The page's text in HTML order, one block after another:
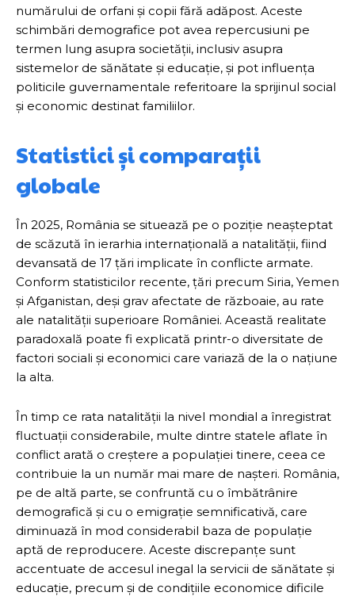
numărului de orfani și copii fără adăpost. Aceste
schimbări demografice pot avea repercusiuni pe
termen lung asupra societății, inclusiv asupra
sistemelor de sănătate și educație, și pot influența
politicile guvernamentale referitoare la sprijinul social
și economic destinat familiilor.
Statistici și comparații
globale
În 2025, România se situează pe o poziție neașteptat
de scăzută în ierarhia internațională a natalității, fiind
devansată de 17 țări implicate în conflicte armate.
Conform statisticilor recente, țări precum Siria, Yemen
și Afganistan, deși grav afectate de războaie, au rate
ale natalității superioare României. Această realitate
paradoxală poate fi explicată printr-o diversitate de
factori sociali și economici care variază de la o națiune
la alta.
În timp ce rata natalității la nivel mondial a înregistrat
fluctuații considerabile, multe dintre statele aflate în
conflict arată o creștere a populației tinere, ceea ce
contribuie la un număr mai mare de nașteri. România,
pe de altă parte, se confruntă cu o îmbătrânire
demografică și cu o emigrație semnificativă, care
diminuază în mod considerabil baza de populație
aptă de reproducere. Aceste discrepanțe sunt
accentuate de accesul inegal la servicii de sănătate și
educație, precum și de condițiile economice dificile